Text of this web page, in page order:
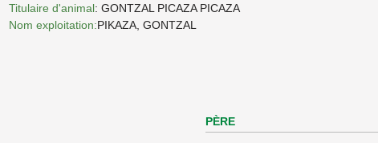
Titulaire d'animal: GONTZAL PICAZA PICAZA
Nom exploitation:PIKAZA, GONTZAL
PÈRE